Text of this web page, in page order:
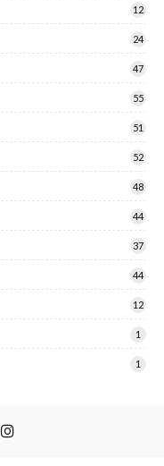
12
24
47
55
51
52
48
44
37
44
12
1
1